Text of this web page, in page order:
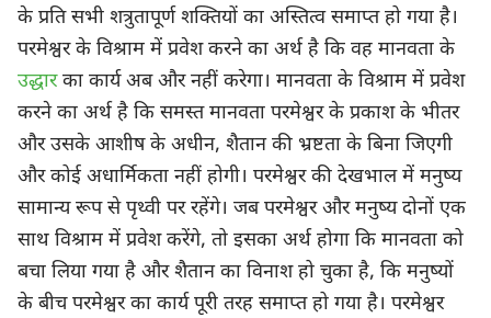
के प्रति सभी शत्रुतापूर्ण शक्तियों का अस्तित्व समाप्त हो गया है।
परमेश्वर के विश्राम में प्रवेश करने का अर्थ है कि वह मानवता के
उद्धारका कार्य अब और नहीं करेगा। मानवता के विश्राम में प्रवेश
करने का अर्थ है कि समस्त मानवता परमेश्वर के प्रकाश के भीतर
और उसके आशीष के अधीन, शैतान की भ्रष्टता के बिना जिएगी
और कोई अधार्मिकता नहीं होगी। परमेश्वर की देखभाल में मनुष्य
सामान्य रूप से पृथ्वी पर रहेंगे। जब परमेश्वर और मनुष्य दोनों एक
साथ विश्राम में प्रवेश करेंगे, तो इसका अर्थ होगा कि मानवता को
बचा लिया गया है और शैतान का विनाश हो चुका है, कि मनुष्यों
के बीच परमेश्वर का कार्य पूरी तरह समाप्त हो गया है। परमेश्वर